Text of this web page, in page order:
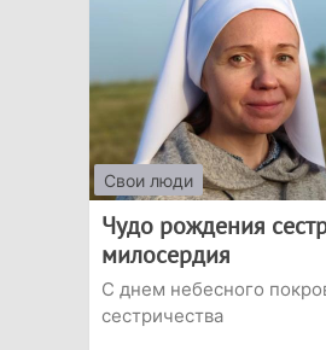
Свои люди
Чудо рождения
милосердия
С днем небесного
сестричества